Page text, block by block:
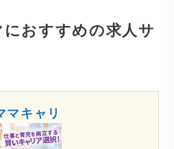
おすすめの求人サ
マキャリ